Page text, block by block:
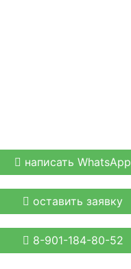
написать WhatsApp
оставить заявку
8-901-184-80-52